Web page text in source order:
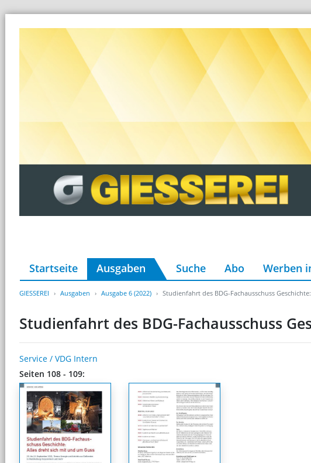
Startseite Ausgaben Suche Abo Werben
GIESSEREI Ausgaben Ausgabe 6 (2022) Studienfahrt des BDG-Fachausschuss
Studienfahrt des BDG-Fachausschuss
Service / VDG Intern
Seiten 108 - 109: